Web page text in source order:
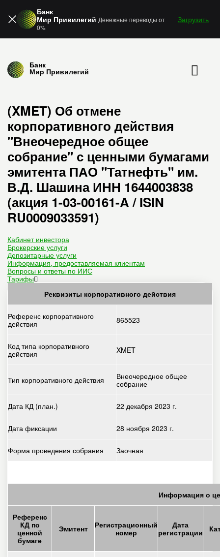
Банк
Мир Привилегий Денежные переводы от
0%
Загрузить
Банк
Мир Привилегий
(XMET) Об отмене
корпоративного действия
"Внеочередное общее
собрание" с ценными бумагами
эмитента ПАО "Татнефть" им.
В.Д. Шашина ИНН 1644003838
(акция 1-03-00161-A / ISIN
RU0009033591)
Кабинет инвестора
Брокерские услуги
Депозитарные услуги
Информация, предоставляемая клиентам
Вопросы и ответы по ИИС
Тарифы
Реквизиты корпоративного действия
Референс корпоративного
действия
865523
Код типа корпоративного
действия
XMET
Тип корпоративного действия
Внеочередное общее
собрание
Дата КД (план.) 22 декабря 2023 г.
Дата фиксации 28 ноября 2023 г.
Форма проведения собрания Заочная
Информация о
Референс
КД по
ценной
бумаге
Эмитент
Регистрационный
номер
Дата
регистрации